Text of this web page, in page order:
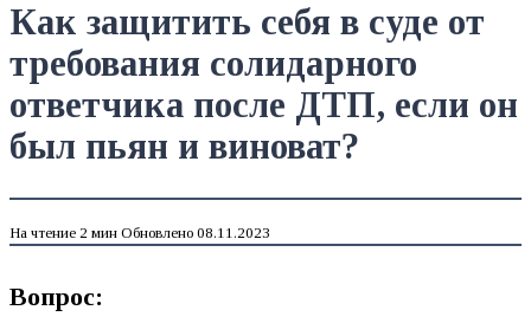
Как защитить себя в суде от
требования солидарного
ответчика после ДТП, если он
был пьян и виноват?
На чтение 2 мин Обновлено 08.11.2023
Вопрос: